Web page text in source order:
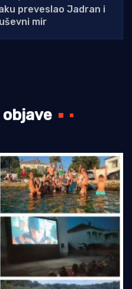
preveslao Jadran i
mir